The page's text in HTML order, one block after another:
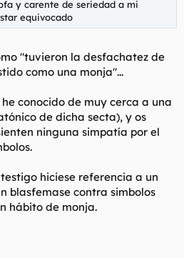
y carente de seriedad a mi
equivocado
"tuvieron la desfachatez de
como una monja"...
conocido de muy cerca a una
de dicha secta), y os
ninguna simpatía por el
hiciese referencia a un
blasfemase contra simbolos
hábito de monja.